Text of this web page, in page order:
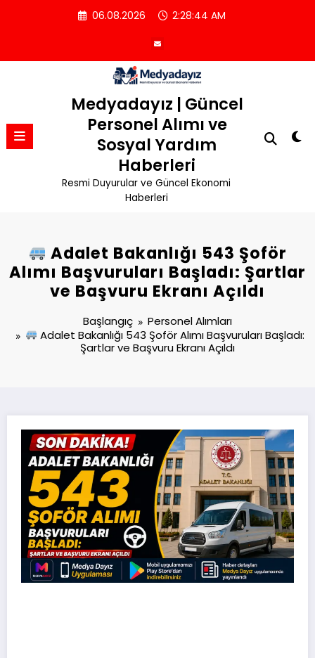
06.08.2026 2:28:45 AM
Medyadayız | Güncel
Personel Alımı ve
Sosyal Yardım
Haberleri
Resmi Duyurular ve Güncel Ekonomi
Haberleri
Adalet Bakanlığı 543 Şoför
Alımı Başvuruları Başladı: Şartlar
ve Başvuru Ekranı Açıldı
Başlangıç
Personel Alımları
Adalet Bakanlığı 543 Şoför Alımı Başvuruları Başladı:
Şartlar ve Başvuru Ekranı Açıldı